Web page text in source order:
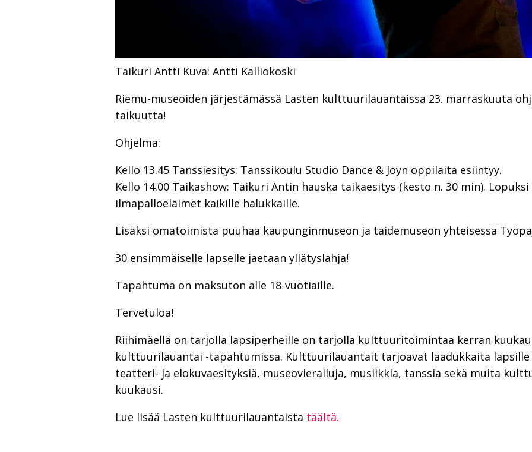
Taikuri Antti Kuva: Antti Kalliokoski
Riemu-museoiden järjestämässä Lasten kulttuurilauantaissa 23. marraskuuta
taikuutta!
Ohjelma:
Kello 13.45 Tanssiesitys: Tanssikoulu Studio Dance & Joyn oppilaita esiintyy.
Kello 14.00 Taikashow: Taikuri Antin hauska taikaesitys (kesto n. 30 min).
ilmapalloeläimet kaikille halukkaille.
Lisäksi omatoimista puuhaa kaupunginmuseon ja taidemuseon yhteisessä
30 ensimmäiselle lapselle jaetaan yllätyslahja!
Tapahtuma on maksuton alle 18-vuotiaille.
Tervetuloa!
Riihimäellä on tarjolla lapsiperheille on tarjolla kulttuuritoimintaa kerran
kulttuurilauantai -tapahtumissa. Kulttuurilauantait tarjoavat laadukkaita
teatteri- ja elokuvaesityksiä, museovierailuja, musiikkia, tanssia sekä muita
kuukausi.
Lue lisää Lasten kulttuurilauantaista täältä.